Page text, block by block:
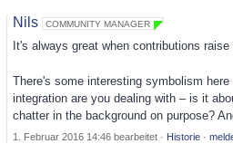
Nils COMMUNITY MANAGER
It's always great when contributions
There's some interesting symbolism
integration are you dealing with – is it
chatter in the background on purpose?
1. Februar 2016 14:46 bearbeitet · Historie ·